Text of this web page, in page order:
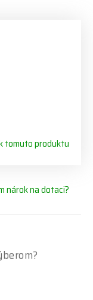
tomuto produktu
nárok na dotaci?